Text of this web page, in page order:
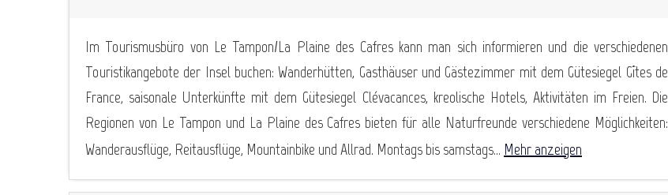
Im Tourismusbüro von Le Tampon/La Plaine des Cafres kann man sich informieren und die verschiedenen
Touristikangebote der Insel buchen: Wanderhütten, Gasthäuser und Gästezimmer mit dem Gütesiegel Gîtes de
France, saisonale Unterkünfte mit dem Gütesiegel Clévacances, kreolische Hotels, Aktivitäten im Freien. Die
Regionen von Le Tampon und La Plaine des Cafres bieten für alle Naturfreunde verschiedene Möglichkeiten:
Wanderausflüge, Reitausflüge, Mountainbike und Allrad. Montags bis samstags... Mehr anzeigen